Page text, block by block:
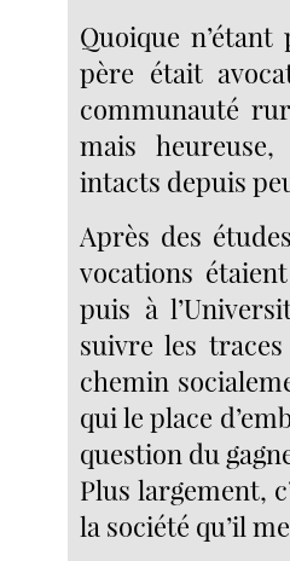
Quoique
père était
communauté
mais
intacts depuis
Après des
vocations
puis à
suivre les
chemin
qui le place
question du
Plus largement,
la société qu’il